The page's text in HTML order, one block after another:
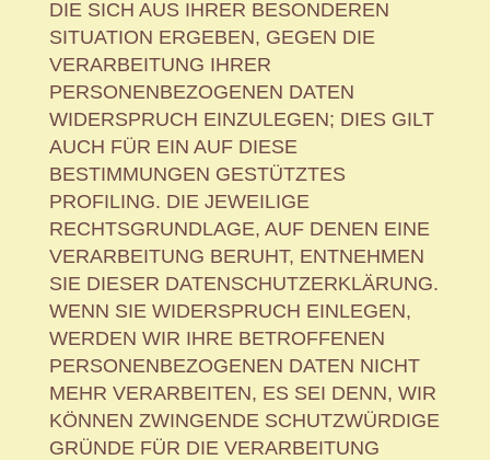
DIE SICH AUS IHRER BESONDEREN
SITUATION ERGEBEN, GEGEN DIE
VERARBEITUNG IHRER
PERSONENBEZOGENEN DATEN
WIDERSPRUCH EINZULEGEN; DIES GILT
AUCH FÜR EIN AUF DIESE
BESTIMMUNGEN GESTÜTZTES
PROFILING. DIE JEWEILIGE
RECHTSGRUNDLAGE, AUF DENEN EINE
VERARBEITUNG BERUHT, ENTNEHMEN
SIE DIESER DATENSCHUTZERKLÄRUNG.
WENN SIE WIDERSPRUCH EINLEGEN,
WERDEN WIR IHRE BETROFFENEN
PERSONENBEZOGENEN DATEN NICHT
MEHR VERARBEITEN, ES SEI DENN, WIR
KÖNNEN ZWINGENDE SCHUTZWÜRDIGE
GRÜNDE FÜR DIE VERARBEITUNG